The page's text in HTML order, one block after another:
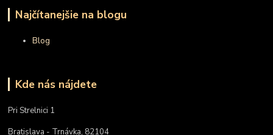
Najčítanejšie na blogu
Blog
Kde nás nájdete
Pri Strelnici 1
Bratislava - Trnávka, 82104